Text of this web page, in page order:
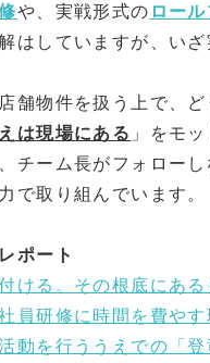
や、実戦形式の ロー
はしていますが、い
舗物件を扱う上で、
は現場にある 」をモッ
チーム長がフォロー
で取り組んでいます。
ポート
ける。その根底にあ
員研修に時間を費やす
動を行ううえでの「登